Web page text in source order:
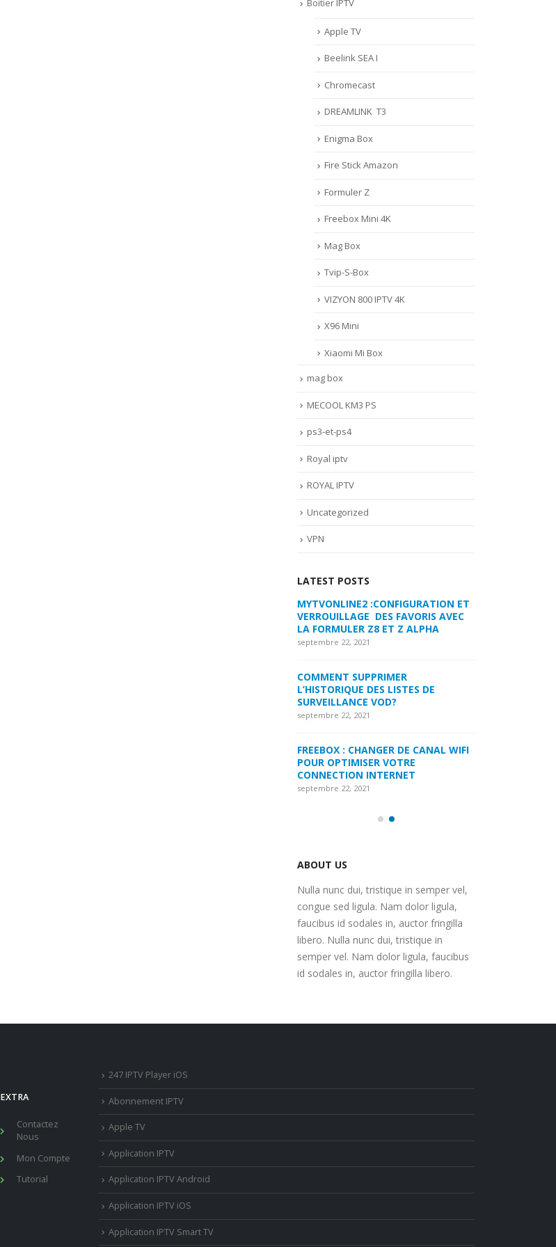
Boitier IPTV
Apple TV
Beelink SEA I
Chromecast
DREAMLINK T3
Enigma Box
Fire Stick Amazon
Formuler Z
Freebox Mini 4K
Mag Box
Tvip-S-Box
VIZYON 800 IPTV 4K
X96 Mini
Xiaomi Mi Box
mag box
MECOOL KM3 PS
ps3-et-ps4
Royal iptv
ROYAL IPTV
Uncategorized
VPN
LATEST POSTS
COMMENT PARAMETRER VOTRE
DREAMLINK T3
septembre 22, 2021
MYTVONLINE1 MYTVONLINE2
:QUELLES SONT LES LIMITATIONS
MAXIMALES PRIS EN CHARGE SUR
CLES USB|DISQUE DUR | CARTE SD
septembre 22, 2021
COMMENT UTILISER VOTRE
ABONNEMENT IPTV DE VOTRE
MAG250/254 POUR KODI
septembre 22, 2021
ABOUT US
Nulla nunc dui, tristique in semper vel,
congue sed ligula. Nam dolor ligula,
faucibus id sodales in, auctor fringilla
libero. Nulla nunc dui, tristique in
semper vel. Nam dolor ligula, faucibus
id sodales in, auctor fringilla libero.
EXTRA
Contactez
Nous
Mon Compte
Tutorial
247 IPTV Player iOS
Abonnement IPTV
Apple TV
Application IPTV
Application IPTV Android
Application IPTV iOS
Application IPTV Smart TV